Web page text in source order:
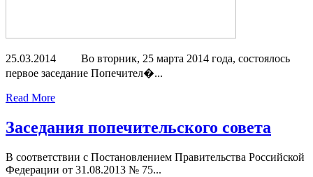
25.03.2014 Во вторник, 25 марта 2014 года, состоялось
первое заседание Попечител�...
Read More
Заседания попечительского совета
В соответствии с Постановлением Правительства Российской
Федерации от 31.08.2013 № 75...